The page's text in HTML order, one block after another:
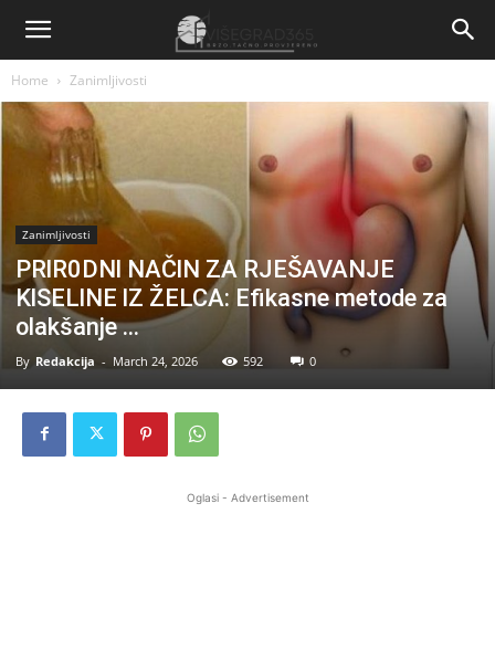
Home Zanimljivosti
Zanimljivosti
PRlR0DNl NAČlN ZA RJEŠAVANJE
KlSELlNE lZ ŽELCA: Efikasne metode za
olakšanje …
By Redakcija - March 24, 2026 592 0
Oglasi - Advertisement